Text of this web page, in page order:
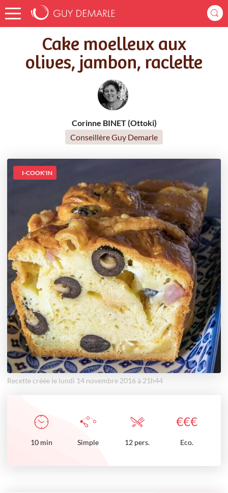
Accueil
Recettes
Cake moelleux aux olives, jambon, raclette
Cake moelleux aux
olives, jambon, raclette
Corinne BINET (Ottoki)
Conseillère Guy Demarle
I-COOK'IN
Recette créée le lundi 14 novembre 2016 à 21h44
€€€
10 min Simple 12 pers. Eco.